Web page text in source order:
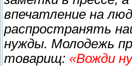
впечатление на
распространять
нужды. Молодежь
товарищ: «Вожди